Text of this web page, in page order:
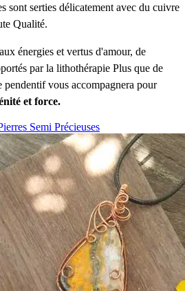
sont serties délicatement avec du cuivre
Qualité.
aux énergies et vertus d'amour, de
par la lithothérapie Plus que de
pendentif vous accompagnera pour
et force.
Semi Précieuses